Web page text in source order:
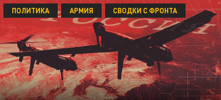
ПОЛИТИКА АРМИЯ СВОДКИ С ФРОНТА